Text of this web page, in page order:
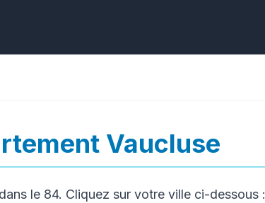
Vaucluse
le 84. Cliquez sur votre ville ci-dessous :